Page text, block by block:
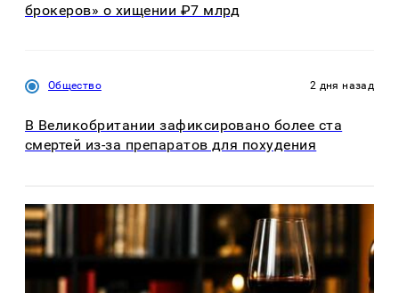
брокеров» о хищении ₽7 млрд
Общество 2 дня назад
В Великобритании зафиксировано более ста
смертей из-за препаратов для похудения